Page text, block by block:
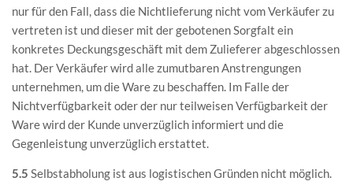
nur für den Fall, dass die Nichtlieferung nicht vom Verkäufer zu
vertreten ist und dieser mit der gebotenen Sorgfalt ein
konkretes Deckungsgeschäft mit dem Zulieferer abgeschlossen
hat. Der Verkäufer wird alle zumutbaren Anstrengungen
unternehmen, um die Ware zu beschaffen. Im Falle der
Nichtverfügbarkeit oder der nur teilweisen Verfügbarkeit der
Ware wird der Kunde unverzüglich informiert und die
Gegenleistung unverzüglich erstattet.
5.5 Selbstabholung ist aus logistischen Gründen nicht möglich.